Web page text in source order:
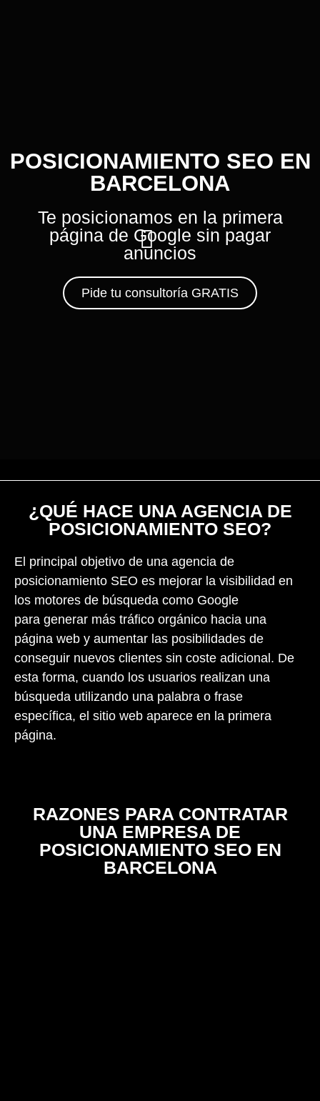
POSICIONAMIENTO SEO EN
BARCELONA
Te posicionamos en la primera
página de Google sin pagar
anuncios
Pide tu consultoría GRATIS
¿QUÉ HACE UNA AGENCIA DE
POSICIONAMIENTO SEO?
El principal objetivo de una agencia de
posicionamiento SEO es mejorar la visibilidad en
los motores de búsqueda como Google
para generar más tráfico orgánico hacia una
página web y aumentar las posibilidades de
conseguir nuevos clientes sin coste adicional. De
esta forma, cuando los usuarios realizan una
búsqueda utilizando una palabra o frase
específica, el sitio web aparece en la primera
página.
RAZONES PARA CONTRATAR
UNA EMPRESA DE
POSICIONAMIENTO SEO EN
BARCELONA